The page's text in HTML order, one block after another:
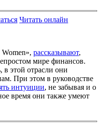
Читать онлайн
рассказывают,
мире финансов.
этой отрасли они
При этом в руководстве
интуиции, не забывая и о
время они также умеют